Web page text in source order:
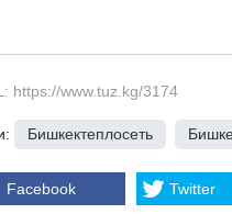
https://www.tuz.kg/3174
Бишкектеплосеть
Facebook Twitter